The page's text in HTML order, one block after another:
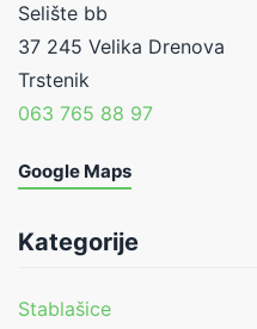
Selište bb
37 245 Velika Drenova
Trstenik
063 765 88 97
Google Maps
Kategorije
Stablašice